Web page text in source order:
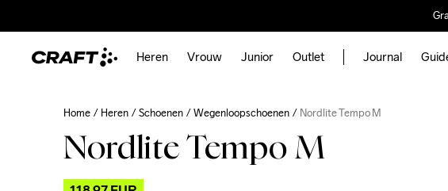
Heren Vrouw Junior Outlet Journal
Home Heren Schoenen Wegenloopschoenen Nordlite Tempo M
Nordlite Tempo M